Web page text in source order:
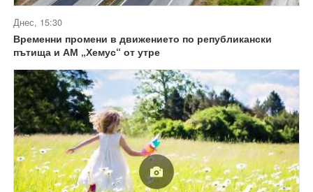
Днес, 15:30
Временни промени в движението по републикански
пътища и АМ „Хемус“ от утре